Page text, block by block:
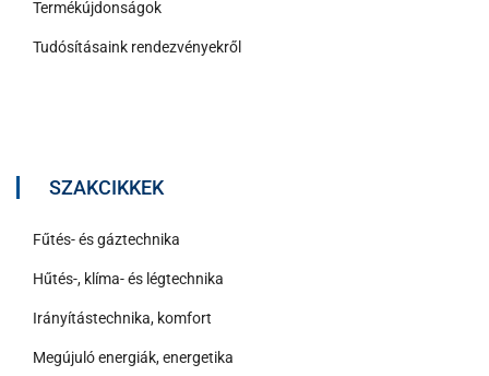
Termékújdonságok
Tudósításaink rendezvényekről
SZAKCIKKEK
Fűtés- és gáztechnika
Hűtés-, klíma- és légtechnika
Irányítástechnika, komfort
Megújuló energiák, energetika